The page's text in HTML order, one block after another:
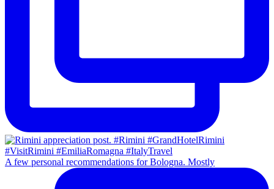
A few personal recommendations for Bologna. Mostly